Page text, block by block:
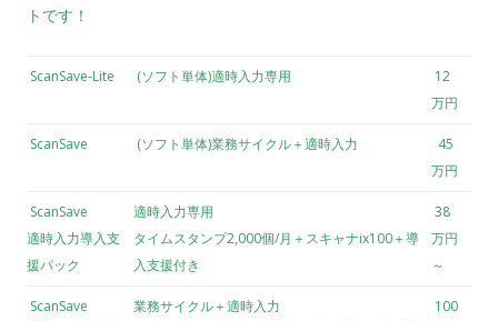
トです！
ScanSave-Lite (ソフト単体)適時入力専用
12
万円
ScanSave (ソフト単体)業務サイクル＋適時入力
45
万円
ScanSave
適時入力導入支
援パック
適時入力専用
タイムスタンプ2,000個/月＋スキャナix100＋導
入支援付き
38
万円
～
ScanSave
業務サイクル＋適時入力
100